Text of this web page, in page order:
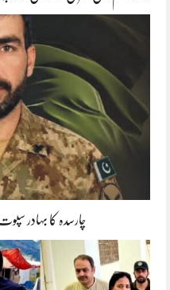
چارسدہ کا بہادر